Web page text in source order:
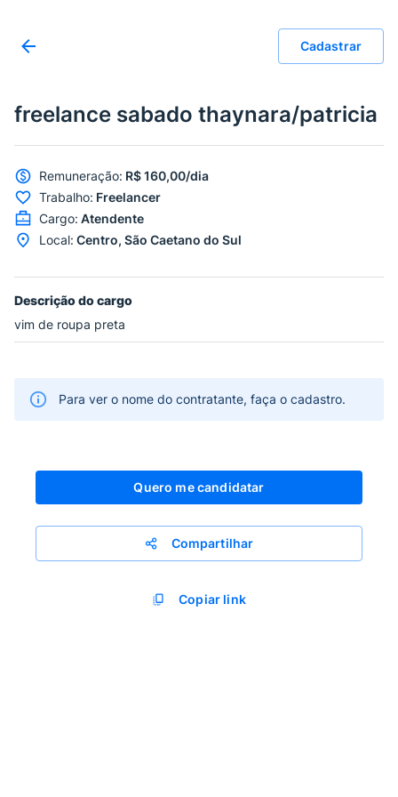
Cadastrar
freelance sabado thaynara/patricia
Remuneração: R$ 160,00/dia
Trabalho: Freelancer
Cargo: Atendente
Local: Centro, São Caetano do Sul
Descrição do cargo
vim de roupa preta
Para ver o nome do contratante, faça o cadastro.
Quero me candidatar
Compartilhar
Copiar link